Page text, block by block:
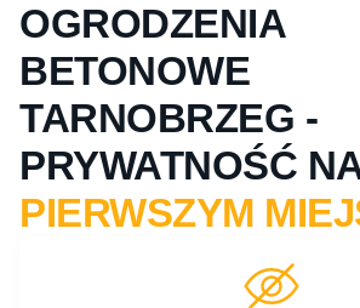
OGRODZENIA
BETONOWE
TARNOBRZEG -
PRYWATNOŚĆ
PIERWSZYM